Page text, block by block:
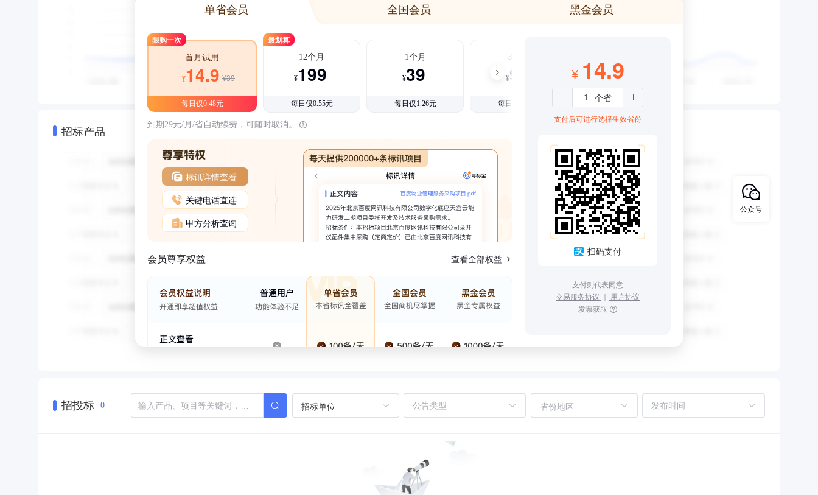
招标产品
单省会员 全国会员 黑金会员
限购一次
首月试用
¥14.9 ¥39
每日仅0.48元
最划算
12个月
¥199
每日仅0.55元
1个月
¥39
每日仅1.26元
3个月
¥99
每日仅1.08元
到期29元/月/省自动续费，可随时取消。
标讯详情查看
关键电话直连
甲方分析查询
会员尊享权益 查看全部权益
¥ 14.9
支付后可进行选择生效省份
扫码支付
支付则代表同意
交易服务协议 ｜ 用户协议
发票获取
招投标 0 招标单位 省份地区
公众号